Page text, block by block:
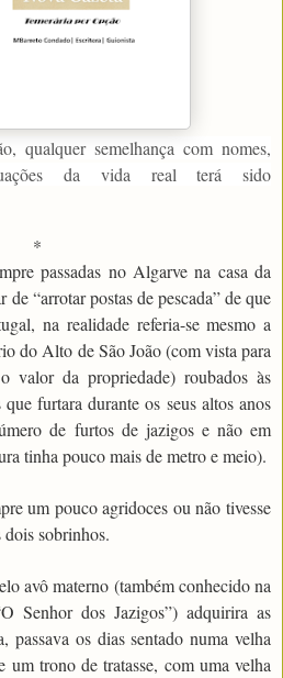
qualquer semelhança com nomes,
da vida real terá sido
*
passadas no Algarve na casa da
“arrotar postas de pescada” de que
na realidade referia-se mesmo a
do Alto de São João (com vista para
valor da propriedade) roubados às
furtara durante os seus altos anos
de furtos de jazigos e não em
tinha pouco mais de metro e meio).
um pouco agridoces ou não tivesse
dois sobrinhos.
avô materno (também conhecido na
Senhor dos Jazigos”) adquirira as
passava os dias sentado numa velha
um trono de tratasse, com uma velha